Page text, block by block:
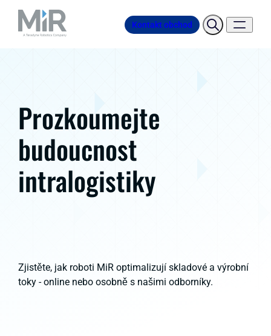
Kontakt obchod
Prozkoumejte
budoucnost
intralogistiky
Zjistěte, jak roboti MiR optimalizují skladové a výrobní
toky - online nebo osobně s našimi odborníky.